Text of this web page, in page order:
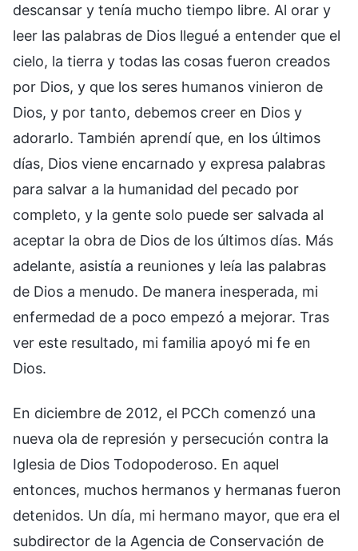
descansar y tenía mucho tiempo libre. Al orar y
leer las palabras de Dios llegué a entender que el
cielo, la tierra y todas las cosas fueron creados
por Dios, y que los seres humanos vinieron de
Dios, y por tanto, debemos creer en Dios y
adorarlo. También aprendí que, en los últimos
días, Dios viene encarnado y expresa palabras
para salvar a la humanidad del pecado por
completo, y la gente solo puede ser salvada al
aceptar la obra de Dios de los últimos días. Más
adelante, asistía a reuniones y leía las palabras
de Dios a menudo. De manera inesperada, mi
enfermedad de a poco empezó a mejorar. Tras
ver este resultado, mi familia apoyó mi fe en
Dios.
En diciembre de 2012, el PCCh comenzó una
nueva ola de represión y persecución contra la
Iglesia de Dios Todopoderoso. En aquel
entonces, muchos hermanos y hermanas fueron
detenidos. Un día, mi hermano mayor, que era el
subdirector de la Agencia de Conservación de